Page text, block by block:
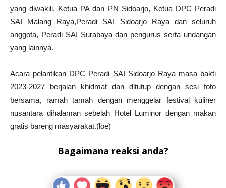
yang diwakili, Ketua PA dan PN Sidoarjo, Ketua DPC Peradi
SAI Malang Raya,Peradi SAI Sidoarjo Raya dan seluruh
anggota, Peradi SAI Surabaya dan pengurus serta undangan
yang lainnya.
Acara pelantikan DPC Peradi SAI Sidoarjo Raya masa bakti
2023-2027 berjalan khidmat dan ditutup dengan sesi foto
bersama, ramah tamah dengan menggelar festival kuliner
nusantara dihalaman sebelah Hotel Luminor dengan makan
gratis bareng masyarakat.(loe)
Bagaimana reaksi anda?